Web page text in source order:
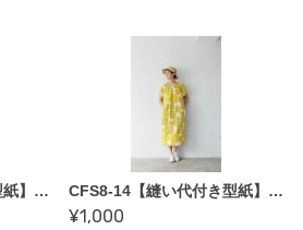
CFS8-10【縫い代付き型紙】丸衿ヨークブラウス by enannaさん／COTTON FRIEND SEWING vol.8 CFS8-14【縫い代付き型紙】アッパッパーギャザーワンピ by クライ・ムキさん／COTTON FRIEND SEWING vol.8
¥1,000